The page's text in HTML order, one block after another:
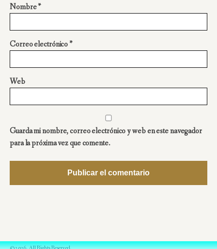
Nombre*
Correo electrónico*
Web
Guarda mi nombre, correo electrónico y web en este navegador
para la próxima vez que comente.